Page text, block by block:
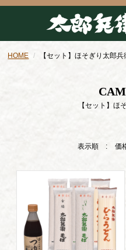
HOME 【セット】ほそぎり太郎
【セット】ほ
表示順 : 価